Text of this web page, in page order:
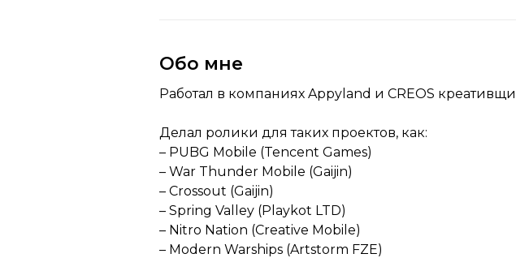
Обо мне
Работал в компаниях Appyland и CREOS
Делал ролики для таких проектов, как:
– PUBG Mobile (Tencent Games)
– War Thunder Mobile (Gaijin)
– Crossout (Gaijin)
– Spring Valley (Playkot LTD)
– Nitro Nation (Creative Mobile)
– Modern Warships (Artstorm FZE)